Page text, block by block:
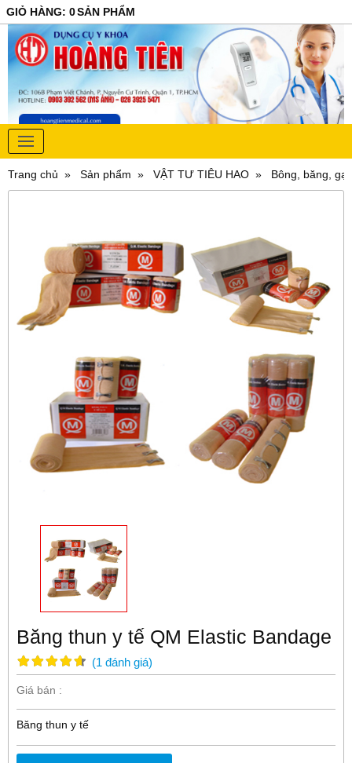
GIỎ HÀNG: 0SẢN PHẨM
Trang chủ Sản phẩm VẬT TƯ TIÊU HAO Bông, băng, gạc
Băng thun y tế QM Elastic Bandage
(1 đánh giá)
Giá bán :
Băng thun y tế